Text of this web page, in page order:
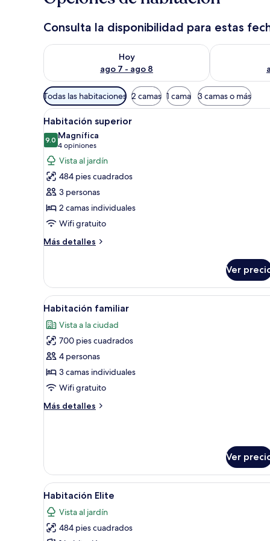
Consulta la disponibilidad para estas
Hoy
ago 7 - ago 8
Consulta la disponibilidad para hoy ago 7 - ago 8
Consulta la
Filtros
disponibles
para
las
habitaciones
Todas las habitaciones 2 camas 1 cama 3 camas o más
Abrir
todas
las
fotos
de
Habitación
superior
Habitación de hotel con una
6
Habitación superior
9.09.0 de 10
Magnífica
4 opiniones
(4
opiniones)
Vista al jardín
484 pies cuadrados
3 personas
2 camas individuales
Wifi gratuito
Más detalles
Más
superior
Ver
Abrir
todas
las
fotos
de
Habitación
familiar
Habitación de hotel con dos
6
Habitación familiar
Vista a la ciudad
700 pies cuadrados
4 personas
3 camas individuales
Wifi gratuito
Más detalles
Más
Ver
Abrir
todas
las
fotos
Habitación de hotel con dos
6
Habitación Elite
Vista al jardín
484 pies cuadrados